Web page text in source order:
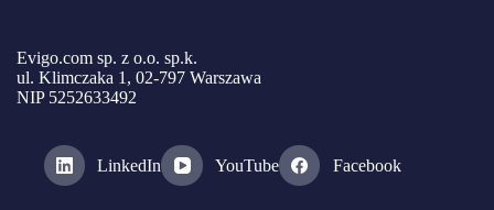
Evigo.com sp. z o.o. sp.k.
ul. Klimczaka 1, 02-797 Warszawa
NIP 5252633492
LinkedIn YouTube Facebook